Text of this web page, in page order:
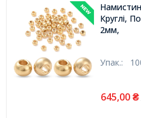
Круглі,
2мм,
Упак.:
645,00 ₴